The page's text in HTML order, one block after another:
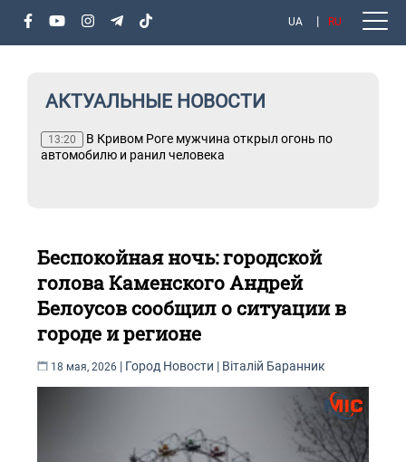
UA RU
АКТУАЛЬНЫЕ НОВОСТИ
13:20
В Кривом Роге мужчина открыл огонь по
автомобилю и ранил человека
Беспокойная ночь: городской
голова Каменского Андрей
Белоусов сообщил о ситуации в
городе и регионе
18 мая, 2026 | Город Новости | Віталій Баранник